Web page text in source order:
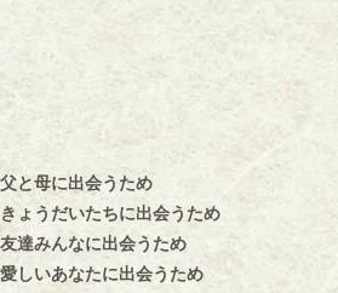
と母に出会うため
ょうだいたちに出会うため
達みんなに出会うため
しいあなたに出会うため